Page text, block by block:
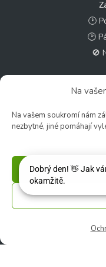
Na
Na vašem soukromí nám
nezbytné, jiné pomáhají
🕑
🕑
🚫
🚫